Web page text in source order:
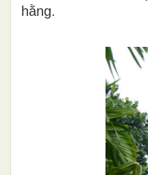
hằng.